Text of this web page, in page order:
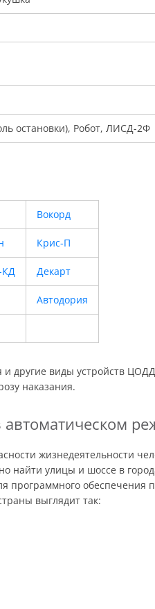
остановки), Робот, ЛИСД-2Ф
Вокорд
Крис-П
КД Декарт
Автодория
другие виды устройств
наказания.
жизнедеятельности
найти улицы и шоссе в
программного
выглядит так: